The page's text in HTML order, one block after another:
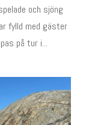
och sjöng
fylld med gäster
på tur i...